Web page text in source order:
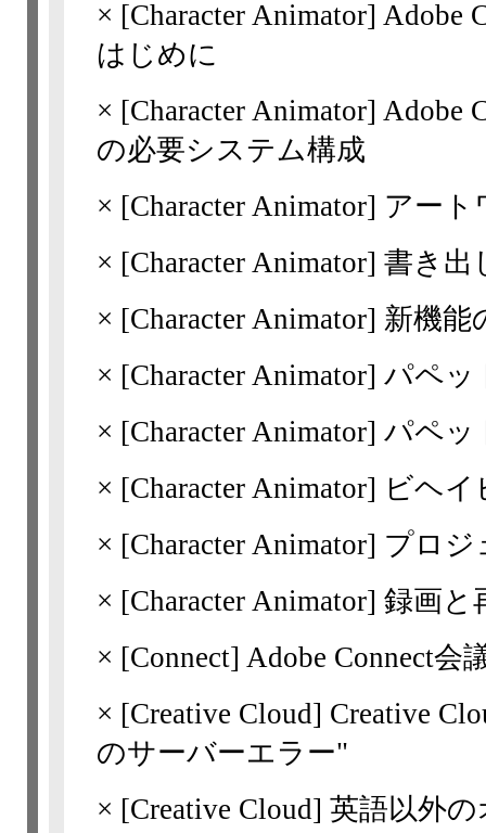
× [Character Animator] Adobe
はじめに
× [Character Animator] Adobe
の必要システム構成
× [Character Animator] アート
× [Character Animator] 書き出
× [Character Animator] 新機能
× [Character Animator] パペッ
× [Character Animator] パペッ
× [Character Animator] ビヘイ
× [Character Animator] プロジ
× [Character Animator] 録画と
× [Connect] Adobe Connect会
× [Creative Cloud] Creative
のサーバーエラー"
× [Creative Cloud] 英語以外